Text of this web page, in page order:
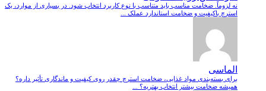
نه لزوماً. ضخامت مناسب باید متناسب با نوع کاربرد انتخاب شود. در بسیاری از موارد، یک
استرچ باکیفیت و ضخامت استاندارد عملک ...
الماسی
برای بسته‌بندی مواد غذایی، ضخامت استرچ چقدر روی کیفیت و ماندگاری تأثیر داره؟
همیشه ضخامت بیشتر انتخاب بهتریه؟ ...